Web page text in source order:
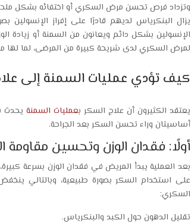
وتزداد فرص تحسن مرض السكري أو اختفائه بشكل
يزال البنكرياس لديهم قادرًا على إفراز
الإنسولين بشكل دائم ويعانون من السمنة أو زيادة
لمرض السكري لدى شريحة كبيرة من المرضى، لما لها
كيف تؤدي عمليات السمنة إلى
يعتقد الكثيرون أن علاج السكر بعمليات السمنة يحدث
أساسيتان وراء تحسن السكر بعد الجراحة.
أولًا: فقدان الوزن وتحسين مقاومة
بعد العملية يبدأ المريض في فقدان الوزن بسرعة
على استخدام السكر بصورة طبيعية، وبالتالي
السكري:
تقليل الدهون حول الكبد والبنكرياس.